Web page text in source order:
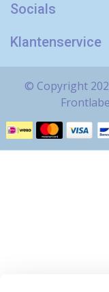
Socials
Klantenservice
© Copyright